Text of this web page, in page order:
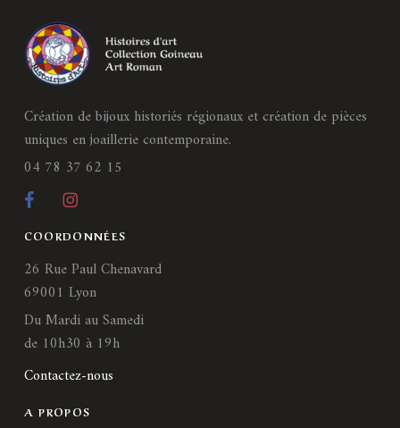
Création de bijoux historiés régionaux et création de pièces
uniques en joaillerie contemporaine.
04 78 37 62 15
COORDONNÉES
26 Rue Paul Chenavard
69001 Lyon
Du Mardi au Samedi
de 10h30 à 19h
Contactez-nous
A PROPOS